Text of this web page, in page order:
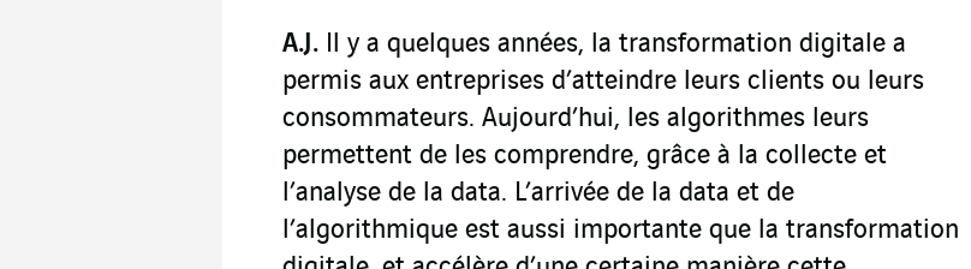
A.J. Il y a quelques années, la transformation digitale a
permis aux entreprises d’atteindre leurs clients ou leurs
consommateurs. Aujourd’hui, les algorithmes leurs
permettent de les comprendre, grâce à la collecte et
l’analyse de la data. L’arrivée de la data et de
l’algorithmique est aussi importante que la transformation